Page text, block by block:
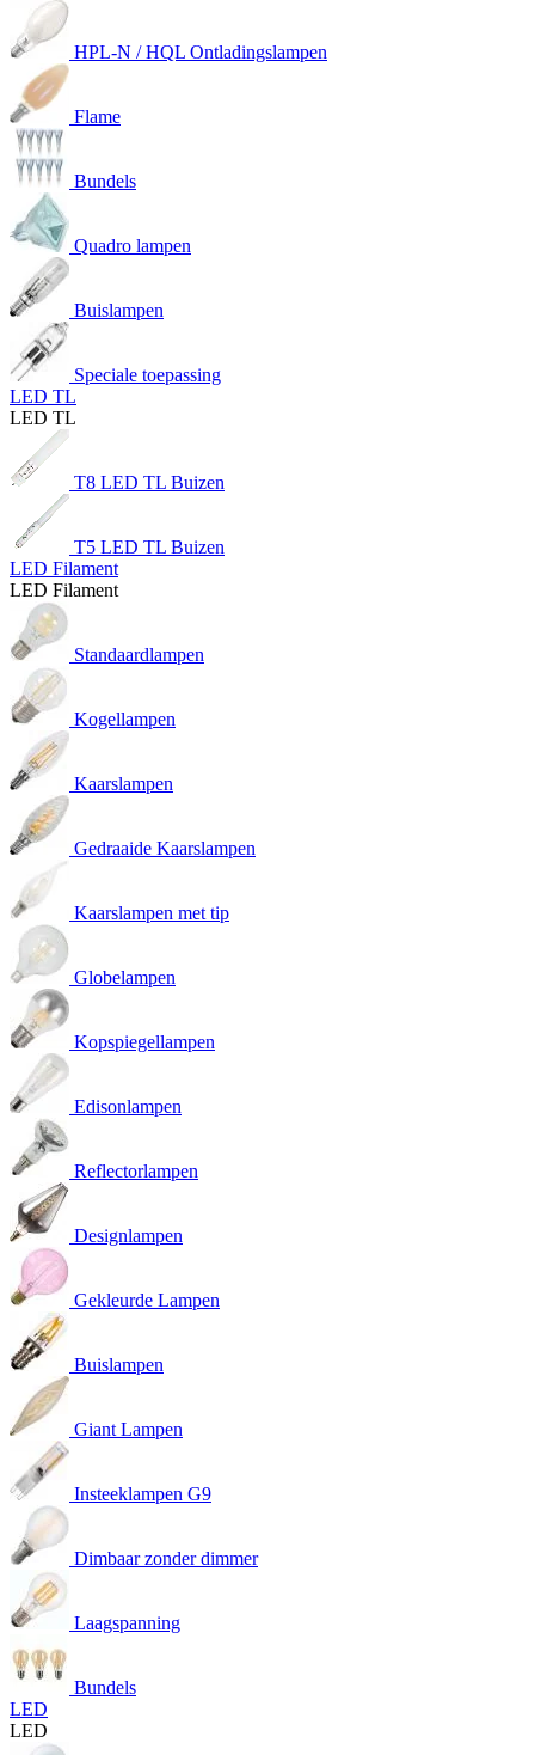
HPL-N / HQL Ontladingslampen
Flame
Bundels
Quadro lampen
Buislampen
Speciale toepassing
LED TL
LED TL
T8 LED TL Buizen
T5 LED TL Buizen
LED Filament
LED Filament
Standaardlampen
Kogellampen
Kaarslampen
Gedraaide Kaarslampen
Kaarslampen met tip
Globelampen
Kopspiegellampen
Edisonlampen
Reflectorlampen
Designlampen
Gekleurde Lampen
Buislampen
Giant Lampen
Insteeklampen G9
Dimbaar zonder dimmer
Laagspanning
Bundels
LED
LED